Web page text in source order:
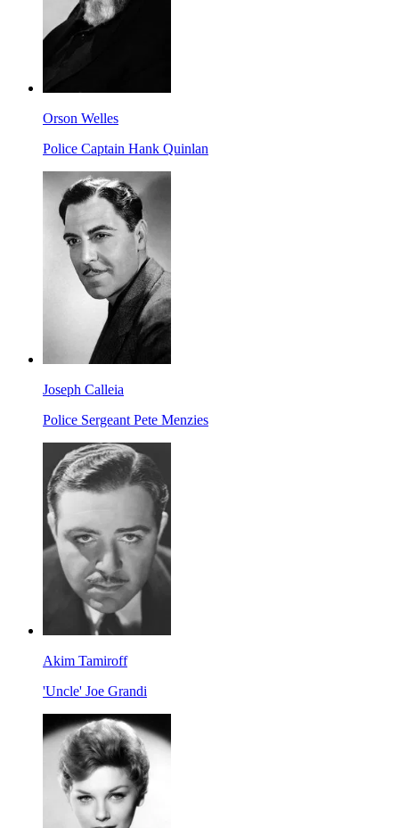
Orson Welles
Police Captain Hank Quinlan
Joseph Calleia
Police Sergeant Pete Menzies
Akim Tamiroff
'Uncle' Joe Grandi